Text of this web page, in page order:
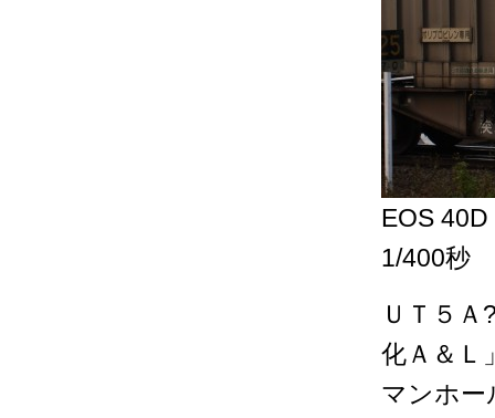
EOS
1/400秒
ＵＴ５
化Ａ＆Ｌ
マンホー